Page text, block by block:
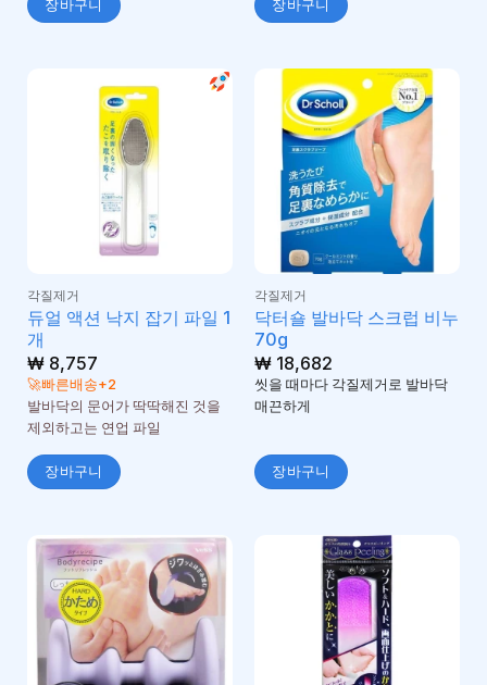
장바구니 장바구니
각질제거
듀얼 액션 낙지 잡기 파일 1
개
₩8,757
🚀빠른배송+2
발바닥의 문어가 딱딱해진 것을
제외하고는 연업 파일
장바구니
각질제거
닥터숄 발바닥 스크럽 비누
70g
₩18,682
씻을 때마다 각질제거로 발바닥
매끈하게
장바구니